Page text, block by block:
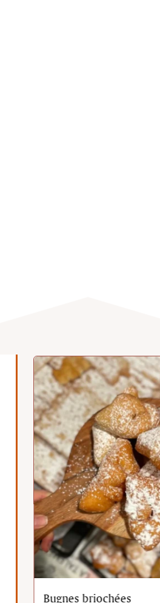
Bugnes briochées